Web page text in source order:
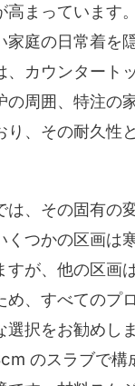
高まっています
家庭の日常着を
、カウンタート
の周囲、特注の
り、その耐久性
は、その固有の
くつかの区画は
すが、他の区画
め、すべてのプ
選択をお勧めし
のスラブで構